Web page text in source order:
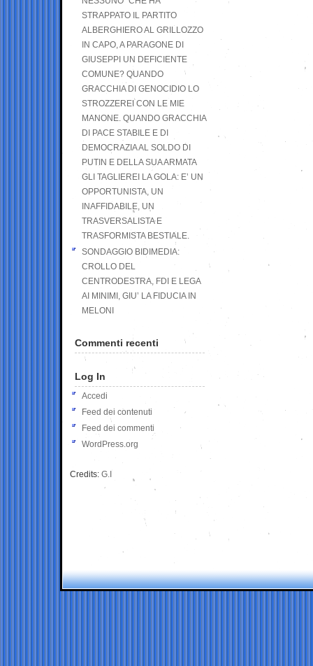
STRAPPATO IL PARTITO
ALBERGHIERO AL GRILLOZZO
IN CAPO, A PARAGONE DI
GIUSEPPI UN DEFICIENTE
COMUNE? QUANDO
GRACCHIA DI GENOCIDIO LO
STROZZEREI CON LE MIE
MANONE. QUANDO GRACCHIA
DI PACE STABILE E DI
DEMOCRAZIA AL SOLDO DI
PUTIN E DELLA SUA ARMATA
GLI TAGLIEREI LA GOLA: E’ UN
OPPORTUNISTA, UN
INAFFIDABILE, UN
TRASVERSALISTA E
TRASFORMISTA BESTIALE.
SONDAGGIO BIDIMEDIA:
CROLLO DEL
CENTRODESTRA, FDI E LEGA
AI MINIMI, GIU’ LA FIDUCIA IN
MELONI
Commenti recenti
Log In
Accedi
Feed dei contenuti
Feed dei commenti
WordPress.org
Credits: G.I